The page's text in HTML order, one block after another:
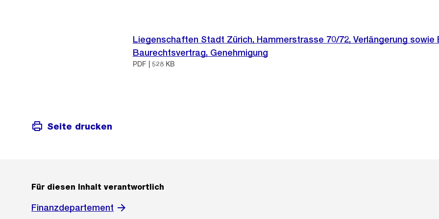
Liegenschaften Stadt Zürich, Hammerstrasse 70/72, Verlängerung sowie
Baurechtsvertrag, Genehmigung
PDF | 528 KB
Seite drucken
Für diesen Inhalt verantwortlich
Finanzdepartement